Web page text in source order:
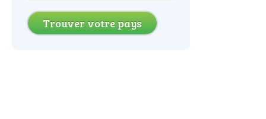
Trouver votre pays